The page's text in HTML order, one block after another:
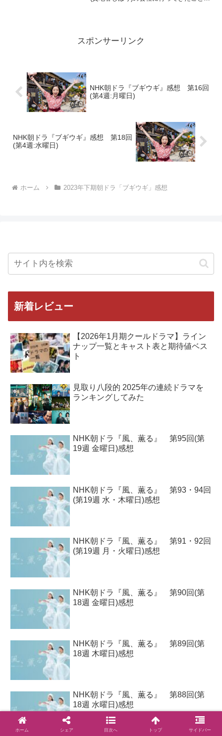
スポンサーリンク
NHK朝ドラ『ブギウギ』感想 第16回
(第4週:月曜日)
NHK朝ドラ『ブギウギ』感想 第18回
(第4週:水曜日)
ホーム 2023年下期朝ドラ「ブギウギ」感想
新着レビュー
【2026年1月期クールドラマ】ライン
ナップ一覧とキャスト表と期待値ベス
ト
見取り八段的 2025年の連続ドラマを
ランキングしてみた
NHK朝ドラ『風、薫る』 第95回(第
19週 金曜日)感想
NHK朝ドラ『風、薫る』 第93・94回
(第19週 水・木曜日)感想
NHK朝ドラ『風、薫る』 第91・92回
(第19週 月・火曜日)感想
NHK朝ドラ『風、薫る』 第90回(第
18週 金曜日)感想
NHK朝ドラ『風、薫る』 第89回(第
18週 木曜日)感想
NHK朝ドラ『風、薫る』 第88回(第
18週 水曜日)感想
ホーム シェア 目次へ トップ サイドバー